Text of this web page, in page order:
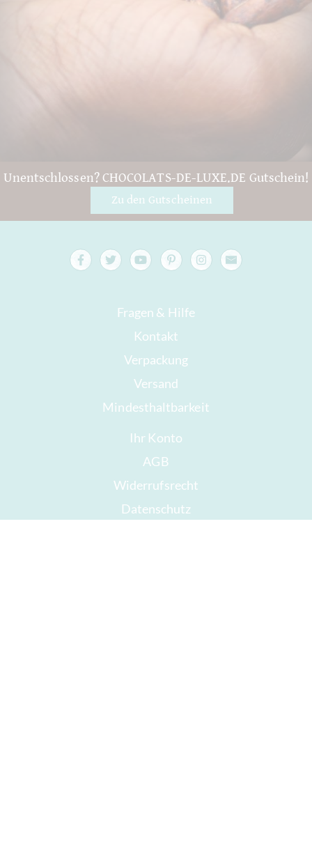
Unentschlossen? CHOCOLATS-DE-LUXE.DE Gutschein!
Zu den Gutscheinen
Fragen & Hilfe
Kontakt
Verpackung
Versand
Mindesthaltbarkeit
Ihr Konto
AGB
Widerrufsrecht
Datenschutz